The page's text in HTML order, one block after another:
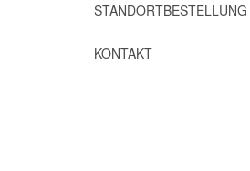
STANDORTBESTELLUNG
KONTAKT